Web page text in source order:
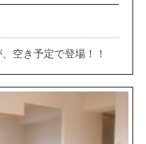
空き予定で登場！！